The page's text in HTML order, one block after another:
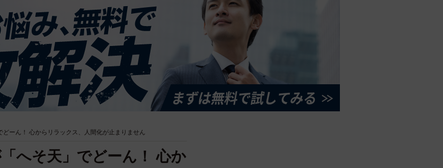
ーん！ 心からリラックス、人間化が止まりません
へそ天」でどーん！ 心か